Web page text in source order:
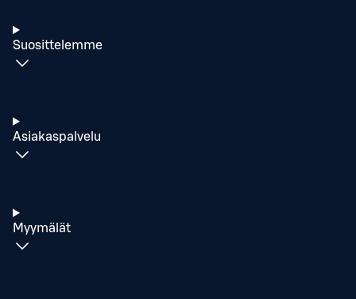
Suosittelemme
Asiakaspalvelu
Myymälät